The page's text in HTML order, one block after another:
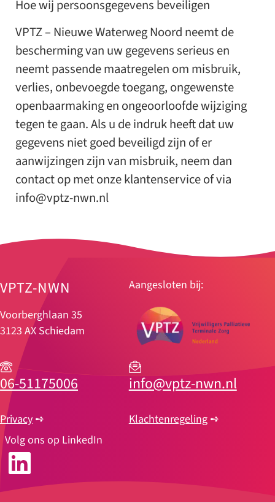
Hoe wij persoonsgegevens beveiligen
VPTZ – Nieuwe Waterweg Noord neemt de
bescherming van uw gegevens serieus en
neemt passende maatregelen om misbruik,
verlies, onbevoegde toegang, ongewenste
openbaarmaking en ongeoorloofde wijziging
tegen te gaan. Als u de indruk heeft dat uw
gegevens niet goed beveiligd zijn of er
aanwijzingen zijn van misbruik, neem dan
contact op met onze klantenservice of via
info@vptz-nwn.nl
VPTZ-NWN
Voorberghlaan 35
3123 AX Schiedam
Aangesloten bij:
06-51175006
Privacy ➺
info@vptz-nwn.nl
Klachtenregeling➺
Volg ons op LinkedIn
LinkedIn